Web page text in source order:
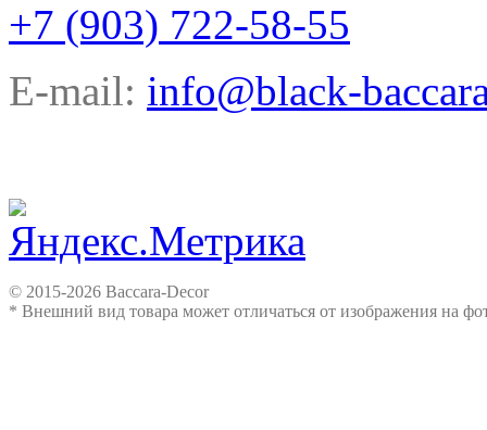
+7 (903) 722-58-55
E-mail: info@black-
© 2015-2026 Baccara-Decor
* Внешний вид товара может отличаться от изображения на